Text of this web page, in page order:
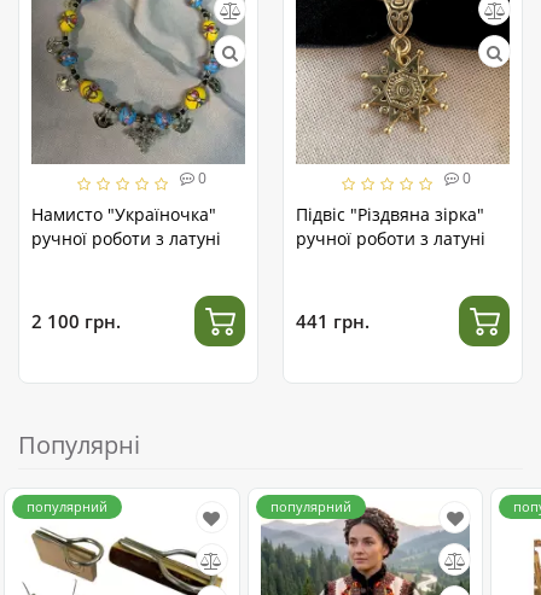
0
Намисто "Україночка"
ручної роботи з латуні
2 100 грн.
0
Підвіс "Різдвяна зірка"
ручної роботи з латуні
441 грн.
Популярні
популярний популярний